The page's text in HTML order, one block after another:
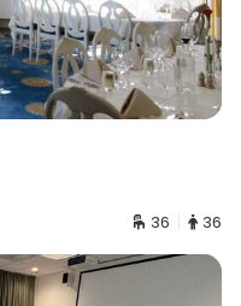
36 36